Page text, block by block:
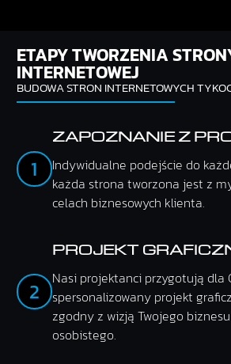
ETAPY TWORZENIA
INTERNETOWEJ
BUDOWA STRON INTERNETOWYCH
1
ZAPOZNANIE Z
Indywidualne podejście do
każda strona tworzona jest z
celach biznesowych klienta.
2
PROJEKT
Nasi projektanci przygotują dla
spersonalizowany projekt
zgodny z wizją Twojego
osobistego.